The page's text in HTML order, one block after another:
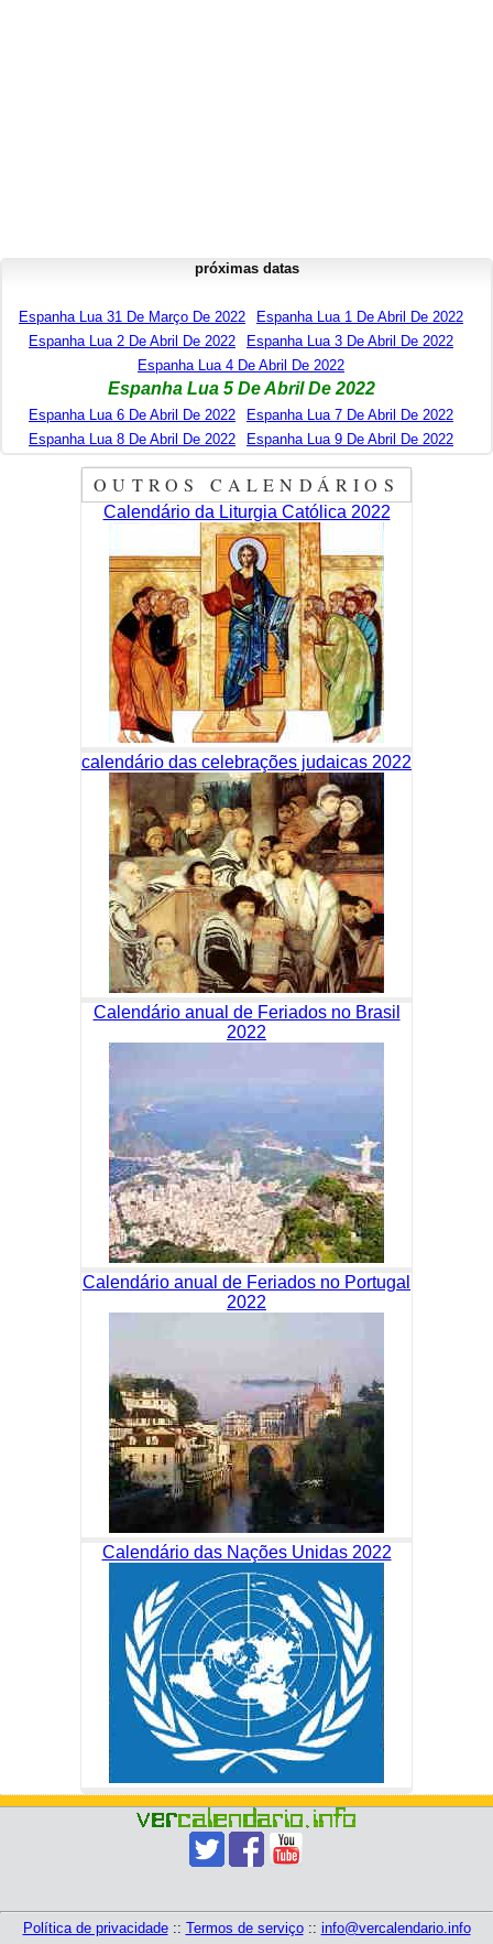
próximas datas
Espanha Lua 31 De Março De 2022
Espanha Lua 1 De Abril De 2022
Espanha Lua 2 De Abril De 2022
Espanha Lua 3 De Abril De 2022
Espanha Lua 4 De Abril De 2022
Espanha Lua 5 De Abril De 2022
Espanha Lua 6 De Abril De 2022
Espanha Lua 7 De Abril De 2022
Espanha Lua 8 De Abril De 2022
Espanha Lua 9 De Abril De 2022
OUTROS CALENDÁRIOS
Calendário da Liturgia Católica 2022
calendário das celebrações judaicas 2022
Calendário anual de Feriados no Brasil
2022
Calendário anual de Feriados no Portugal
2022
Calendário das Nações Unidas 2022
Política de privacidade:: Termos de serviço:: info@vercalendario.info